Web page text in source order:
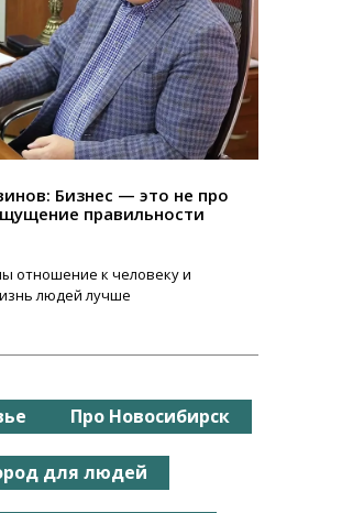
Бизнес — это не про
правильности
отношение к человеку и
людей лучше
Про Новосибирск
для людей